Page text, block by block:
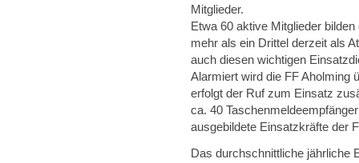
Mitglieder.
Etwa 60 aktive Mitglieder
mehr als ein Drittel derzeit als
auch diesen wichtigen
Alarmiert wird die FF Aholming
erfolgt der Ruf zum Einsatz
ca. 40
ausgebildete Einsatzkräfte der
Das durchschnittliche jährliche